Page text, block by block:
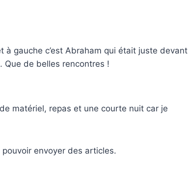
gauche c’est Abraham qui était juste devant
Que de belles rencontres !
matériel, repas et une courte nuit car je
envoyer des articles.